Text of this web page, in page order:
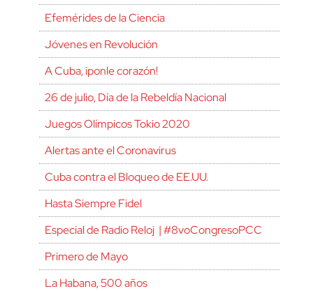
Efemérides de la Ciencia
Jóvenes en Revolución
A Cuba, ¡ponle corazón!
26 de julio, Día de la Rebeldía Nacional
Juegos Olímpicos Tokio 2020
Alertas ante el Coronavirus
Cuba contra el Bloqueo de EE.UU.
Hasta Siempre Fidel
Especial de Radio Reloj | #8voCongresoPCC
Primero de Mayo
La Habana, 500 años